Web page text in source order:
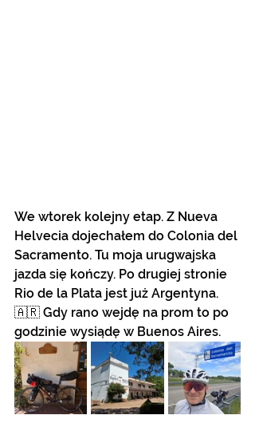
We wtorek kolejny etap. Z Nueva
Helvecia dojechałem do Colonia del
Sacramento. Tu moja urugwajska
jazda się kończy. Po drugiej stronie
Rio de la Plata jest już Argentyna.
🇦🇷 Gdy rano wejdę na prom to po
godzinie wysiądę w Buenos Aires.